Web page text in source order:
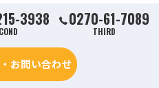
ができ、新しい習い事とし
日常の中で意識的に呼吸を
トレスフルな状況でもリラ
。ヨガイベントで学んだ呼
3938 0270-61-7089
THIRD
お問い合わせ